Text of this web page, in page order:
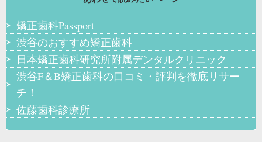
矯正歯科Passport
渋谷のおすすめ矯正歯科
日本矯正歯科研究所附属デンタルクリニック
渋谷F＆B矯正歯科の口コミ・評判を徹底リサー
チ！
佐藤歯科診療所